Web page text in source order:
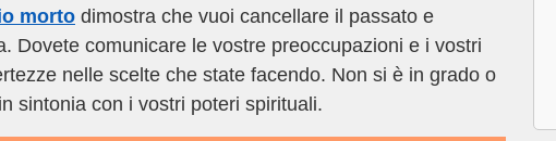
morto dimostra che vuoi cancellare il passato e
Dovete comunicare le vostre preoccupazioni e i vostri
nelle scelte che state facendo. Non si è in grado o
sintonia con i vostri poteri spirituali.